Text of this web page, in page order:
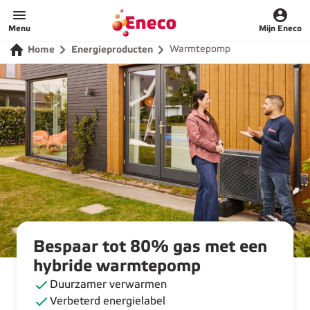
Menu
Home
Mijn Eneco
Home Energieproducten Warmtepomp
Bespaar tot 80% gas met een
hybride warmtepomp
Duurzamer verwarmen
Verbeterd energielabel